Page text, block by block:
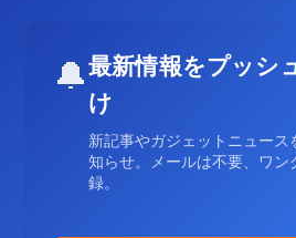
🔔最新情報をプッシ
け
新記事やガジェットニュース
知らせ。メールは不要、ワン
録。